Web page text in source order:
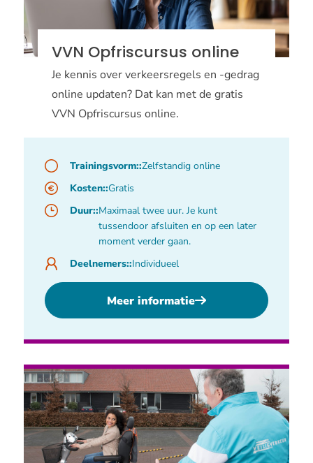
VVN Opfriscursus online
Je kennis over verkeersregels en -gedrag
online updaten? Dat kan met de gratis
VVN Opfriscursus online.
Trainingsvorm::Zelfstandig online
Kosten::Gratis
Duur::Maximaal twee uur. Je kunt
tussendoor afsluiten en op een later
moment verder gaan.
Deelnemers::Individueel
Meer informatie